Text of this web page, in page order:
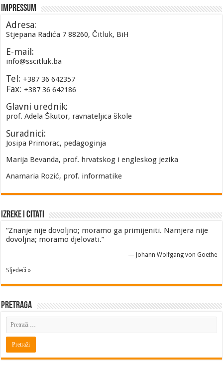
Impressum
Adresa:
Stjepana Radića 7 88260, Čitluk, BiH
E-mail:
info@sscitluk.ba
Tel: +387 36 642357
Fax: +387 36 642186
Glavni urednik:
prof. Adela Škutor, ravnateljica škole
Suradnici:
Josipa Primorac, pedagoginja
Marija Bevanda, prof. hrvatskog i engleskog jezika
Anamaria Rozić, prof. informatike
Izreke i Citati
“Znanje nije dovoljno; moramo ga primijeniti. Namjera nije
dovoljna; moramo djelovati.”
— Johann Wolfgang von Goethe
Sljedeći »
Pretraga